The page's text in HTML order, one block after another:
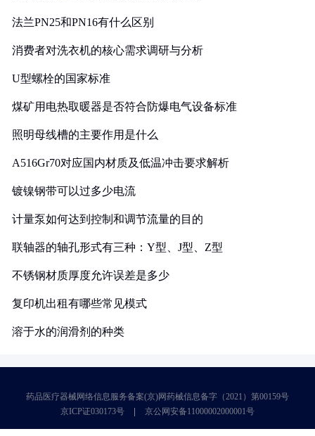
法兰PN25和PN16有什么区别
消费者对洗衣机的核心需求调研与分析
U型螺栓的国家标准
煤矿用电热取暖器是否符合防爆电气设备标准
照明母线槽的主要作用是什么
A516Gr70对应国内材质及低温冲击要求解析
镀镍钢带可以过多少电流
计量泵如何达到控制和调节流量的目的
联轴器的轴孔形式有三种：Y型、J型、Z型
不锈钢材质厚度允许误差是多少
复印机出租有哪些常见模式
溶于水的润滑剂的种类
药品医疗器械网络信息服务备案(京)网药械信息备字（2021）第00159号
京ICP证030173号
京公网安备11000002000001号